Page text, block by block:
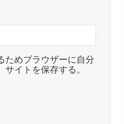
ためブラウザーに自分
イトを保存する。